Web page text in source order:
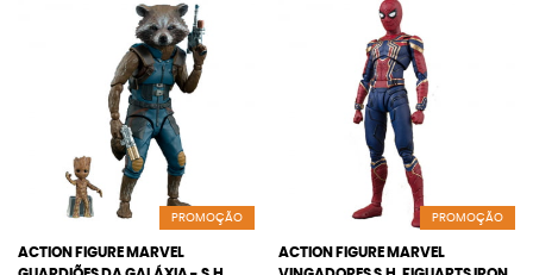
PROMOÇÃO
ACTION FIGURE MARVEL
PROMOÇÃO
ACTION FIGURE MARVEL